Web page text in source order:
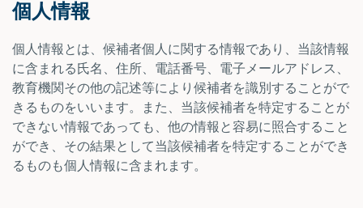
個人情報
個人情報とは、候補者個人に関する情報であり、当該情報
に含まれる氏名、住所、電話番号、電子メールアドレス、
教育機関その他の記述等により候補者を識別することがで
きるものをいいます。また、当該候補者を特定することが
できない情報であっても、他の情報と容易に照合すること
ができ、その結果として当該候補者を特定することができ
るものも個人情報に含まれます。